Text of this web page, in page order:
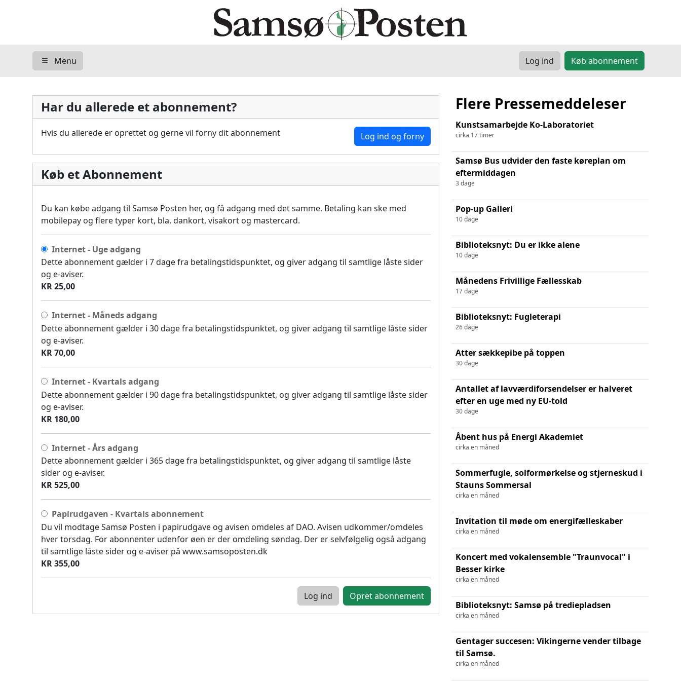
Menu Log ind Køb abonnement
Har du allerede et abonnement?
Hvis du allerede er oprettet og gerne vil forny dit abonnement Log ind og forny
Køb et Abonnement
Du kan købe adgang til Samsø Posten her, og få adgang med det samme. Betaling kan ske med
mobilepay og flere typer kort, bla. dankort, visakort og mastercard.
Internet - Uge adgang
Dette abonnement gælder i 7 dage fra betalingstidspunktet, og giver adgang til samtlige låste sider
og e-aviser.
KR 25,00
Internet - Måneds adgang
Dette abonnement gælder i 30 dage fra betalingstidspunktet, og giver adgang til samtlige låste sider
og e-aviser.
KR 70,00
Internet - Kvartals adgang
Dette abonnement gælder i 90 dage fra betalingstidspunktet, og giver adgang til samtlige låste sider
og e-aviser.
KR 180,00
Internet - Års adgang
Dette abonnement gælder i 365 dage fra betalingstidspunktet, og giver adgang til samtlige låste
sider og e-aviser.
KR 525,00
Papirudgaven - Kvartals abonnement
Du vil modtage Samsø Posten i papirudgave og avisen omdeles af DAO. Avisen udkommer/omdeles
hver torsdag. For abonnenter udenfor øen er der omdeling søndag. Der er selvfølgelig også adgang
til samtlige låste sider og e-aviser på www.samsoposten.dk
KR 355,00
Log ind
Flere Pressemeddeleser
Kunstsamarbejde Ko-Laboratoriet
cirka 17 timer
Samsø Bus udvider den faste køreplan om
eftermiddagen
3 dage
Pop-up Galleri
10 dage
Biblioteksnyt: Du er ikke alene
10 dage
Månedens Frivillige Fællesskab
17 dage
Biblioteksnyt: Fugleterapi
26 dage
Atter sækkepibe på toppen
30 dage
Antallet af lavværdiforsendelser er halveret
efter en uge med ny EU-told
30 dage
Åbent hus på Energi Akademiet
cirka en måned
Sommerfugle, solformørkelse og stjerneskud i
Stauns Sommersal
cirka en måned
Invitation til møde om energifælleskaber
cirka en måned
Koncert med vokalensemble "Traunvocal" i
Besser kirke
cirka en måned
Biblioteksnyt: Samsø på trediepladsen
cirka en måned
Gentager succesen: Vikingerne vender tilbage
til Samsø.
cirka en måned